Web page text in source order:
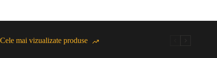
Cele mai vizualizate produse